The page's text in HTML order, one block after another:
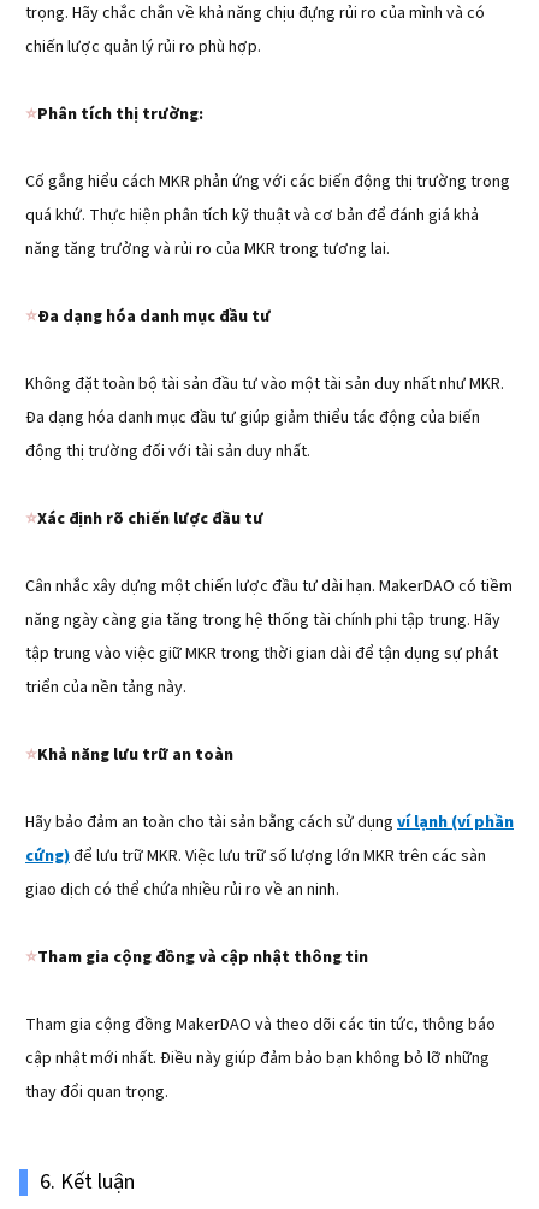
trọng. Hãy chắc chắn về khả năng chịu đựng rủi ro của mình và có
chiến lược quản lý rủi ro phù hợp.
⭐️Phân tích thị trường:
Cố gắng hiểu cách MKR phản ứng với các biến động thị trường trong
quá khứ. Thực hiện phân tích kỹ thuật và cơ bản để đánh giá khả
năng tăng trưởng và rủi ro của MKR trong tương lai.
⭐️Đa dạng hóa danh mục đầu tư
Không đặt toàn bộ tài sản đầu tư vào một tài sản duy nhất như MKR.
Đa dạng hóa danh mục đầu tư giúp giảm thiểu tác động của biến
động thị trường đối với tài sản duy nhất.
⭐️Xác định rõ chiến lược đầu tư
Cân nhắc xây dựng một chiến lược đầu tư dài hạn. MakerDAO có tiềm
năng ngày càng gia tăng trong hệ thống tài chính phi tập trung. Hãy
tập trung vào việc giữ MKR trong thời gian dài để tận dụng sự phát
triển của nền tảng này.
⭐️Khả năng lưu trữ an toàn
Hãy bảo đảm an toàn cho tài sản bằng cách sử dụng ví lạnh (ví phần
cứng)để lưu trữ MKR. Việc lưu trữ số lượng lớn MKR trên các sàn
giao dịch có thể chứa nhiều rủi ro về an ninh.
⭐️Tham gia cộng đồng và cập nhật thông tin
Tham gia cộng đồng MakerDAO và theo dõi các tin tức, thông báo
cập nhật mới nhất. Điều này giúp đảm bảo bạn không bỏ lỡ những
thay đổi quan trọng.
6. Kết luận